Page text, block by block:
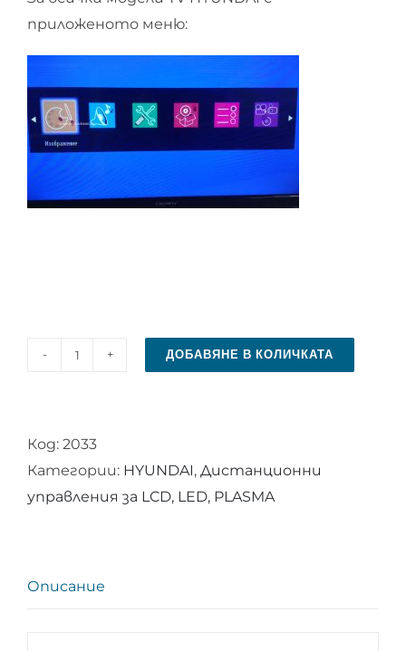
приложеното меню:
количество
управление
за
HYUNDAI
ДОБАВЯНЕ В КОЛИЧКАТА
Код: 2033
Категории: HYUNDAI, Дистанционни
управления за LCD, LED, PLASMA
Описание